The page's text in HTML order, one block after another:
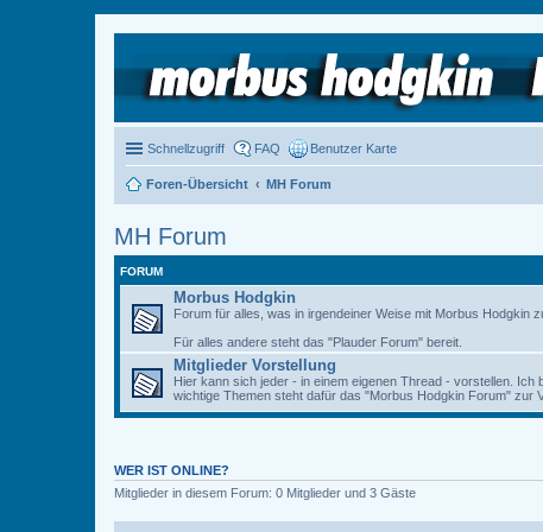
Schnellzugriff FAQ Benutzer Karte
Foren-Übersicht MH Forum
MH Forum
FORUM
Morbus Hodgkin
Forum für alles, was in irgendeiner Weise mit Morbus Hodgkin
Für alles andere steht das "Plauder Forum" bereit.
Mitglieder Vorstellung
Hier kann sich jeder - in einem eigenen Thread - vorstellen.
wichtige Themen steht dafür das "Morbus Hodgkin Forum" zur
WER IST ONLINE?
Mitglieder in diesem Forum: 0 Mitglieder und 3 Gäste